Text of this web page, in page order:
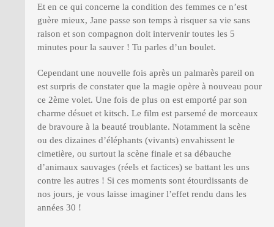
Et en ce qui concerne la condition des femmes ce n’est
guère mieux, Jane passe son temps à risquer sa vie sans
raison et son compagnon doit intervenir toutes les 5
minutes pour la sauver ! Tu parles d’un boulet.
Cependant une nouvelle fois après un palmarès pareil on
est surpris de constater que la magie opère à nouveau pour
ce 2ème volet. Une fois de plus on est emporté par son
charme désuet et kitsch. Le film est parsemé de morceaux
de bravoure à la beauté troublante. Notamment la scène
ou des dizaines d’éléphants (vivants) envahissent le
cimetière, ou surtout la scène finale et sa débauche
d’animaux sauvages (réels et factices) se battant les uns
contre les autres ! Si ces moments sont étourdissants de
nos jours, je vous laisse imaginer l’effet rendu dans les
années 30 !